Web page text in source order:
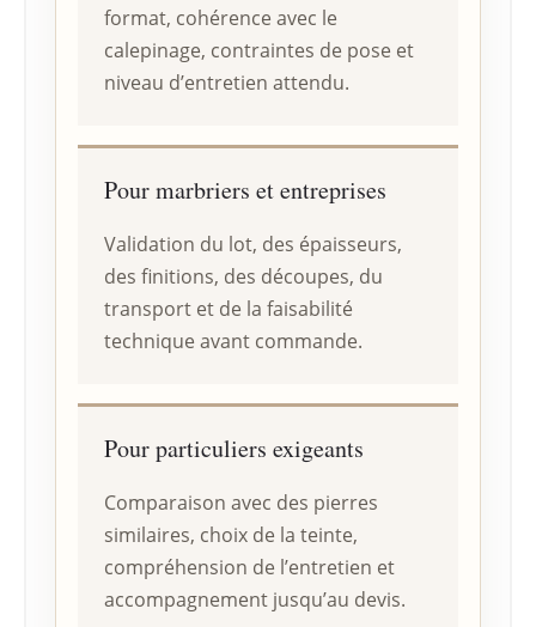
format, cohérence avec le
calepinage, contraintes de pose et
niveau d’entretien attendu.
Pour marbriers et entreprises
Validation du lot, des épaisseurs,
des finitions, des découpes, du
transport et de la faisabilité
technique avant commande.
Pour particuliers exigeants
Comparaison avec des pierres
similaires, choix de la teinte,
compréhension de l’entretien et
accompagnement jusqu’au devis.